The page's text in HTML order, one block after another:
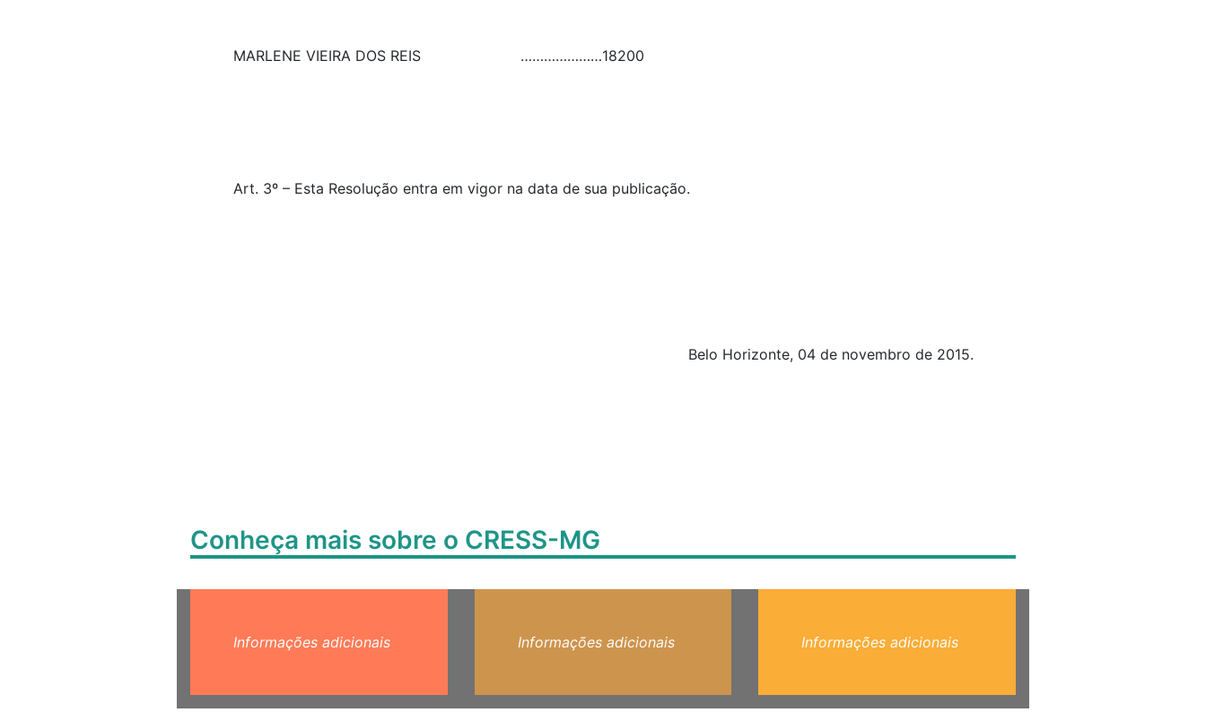
MARLENE VIEIRA DOS REIS …………………18200
Art. 3º – Esta Resolução entra em vigor na data de sua publicação.
Belo Horizonte, 04 de novembro de 2015.
Conheça mais sobre o CRESS-MG
Informações adicionais Informações adicionais Informações adicionais